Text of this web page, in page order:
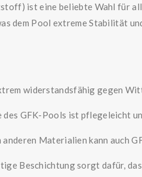
ist eine beliebte Wahl für
dem Pool extreme Stabilität
widerstandsfähig gegen
GFK-Pools ist pflegeleicht
anderen Materialien kann auch
Beschichtung sorgt dafür,